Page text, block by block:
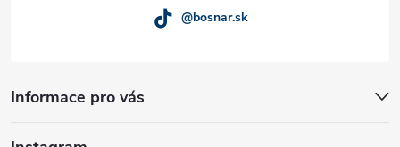
Informace pro vás
@bosnar.sk